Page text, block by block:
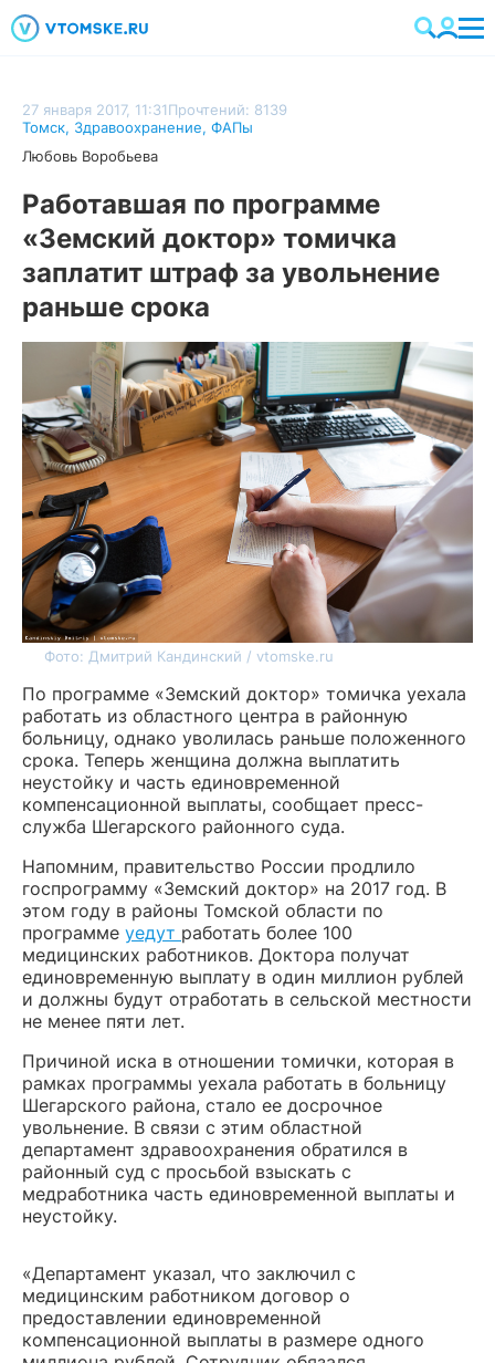
27 января 2017, 11:31Прочтений: 8139
Томск, Здравоохранение, ФАПы
Любовь Воробьева
Работавшая по программе
«Земский доктор» томичка
заплатит штраф за увольнение
раньше срока
Фото: Дмитрий Кандинский / vtomske.ru
По программе «Земский доктор» томичка уехала
работать из областного центра в районную
больницу, однако уволилась раньше положенного
срока. Теперь женщина должна выплатить
неустойку и часть единовременной
компенсационной выплаты, сообщает пресс-
служба Шегарского районного суда.
Напомним, правительство России продлило
госпрограмму «Земский доктор» на 2017 год. В
этом году в районы Томской области по
программе уедут работать более 100
медицинских работников. Доктора получат
единовременную выплату в один миллион рублей
и должны будут отработать в сельской местности
не менее пяти лет.
Причиной иска в отношении томички, которая в
рамках программы уехала работать в больницу
Шегарского района, стало ее досрочное
увольнение. В связи с этим областной
департамент здравоохранения обратился в
районный суд с просьбой взыскать с
медработника часть единовременной выплаты и
неустойку.
«Департамент указал, что заключил с
медицинским работником договор о
предоставлении единовременной
компенсационной выплаты в размере одного